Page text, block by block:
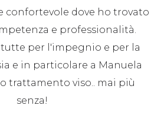
confortevole dove ho trovato
e professionalità.
per l'impegnio e per la
e in particolare a Manuela
trattamento viso.. mai più
senza!